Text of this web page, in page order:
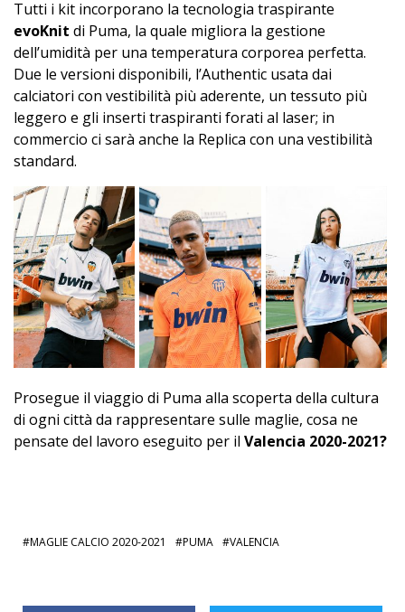
Tutti i kit incorporano la tecnologia traspirante
evoKnit di Puma, la quale migliora la gestione
dell’umidità per una temperatura corporea perfetta.
Due le versioni disponibili, l’Authentic usata dai
calciatori con vestibilità più aderente, un tessuto più
leggero e gli inserti traspiranti forati al laser; in
commercio ci sarà anche la Replica con una vestibilità
standard.
Prosegue il viaggio di Puma alla scoperta della cultura
di ogni città da rappresentare sulle maglie, cosa ne
pensate del lavoro eseguito per il Valencia 2020-2021?
MAGLIE CALCIO 2020-2021 PUMA VALENCIA